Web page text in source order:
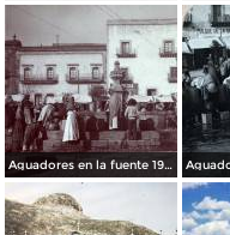
Aguadores en la fuente 1904